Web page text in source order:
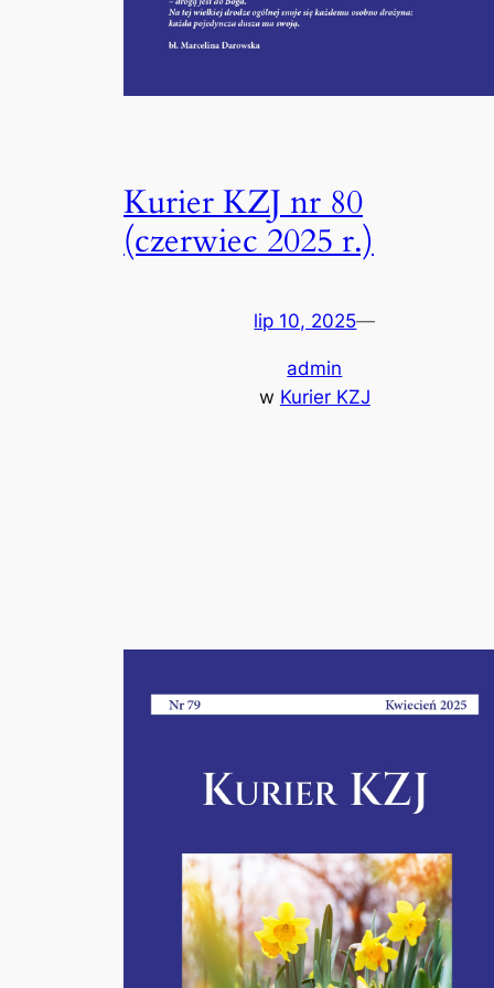
Kurier KZJ nr 80
(czerwiec 2025 r.)
lip 10, 2025—
admin
w Kurier KZJ